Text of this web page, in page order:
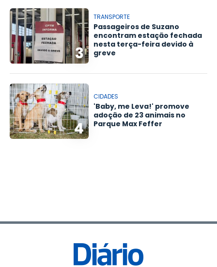
3
TRANSPORTE
Passageiros de Suzano
encontram estação fechada
nesta terça-feira devido à
greve
4
CIDADES
'Baby, me Leva!' promove
adoção de 23 animais no
Parque Max Feffer